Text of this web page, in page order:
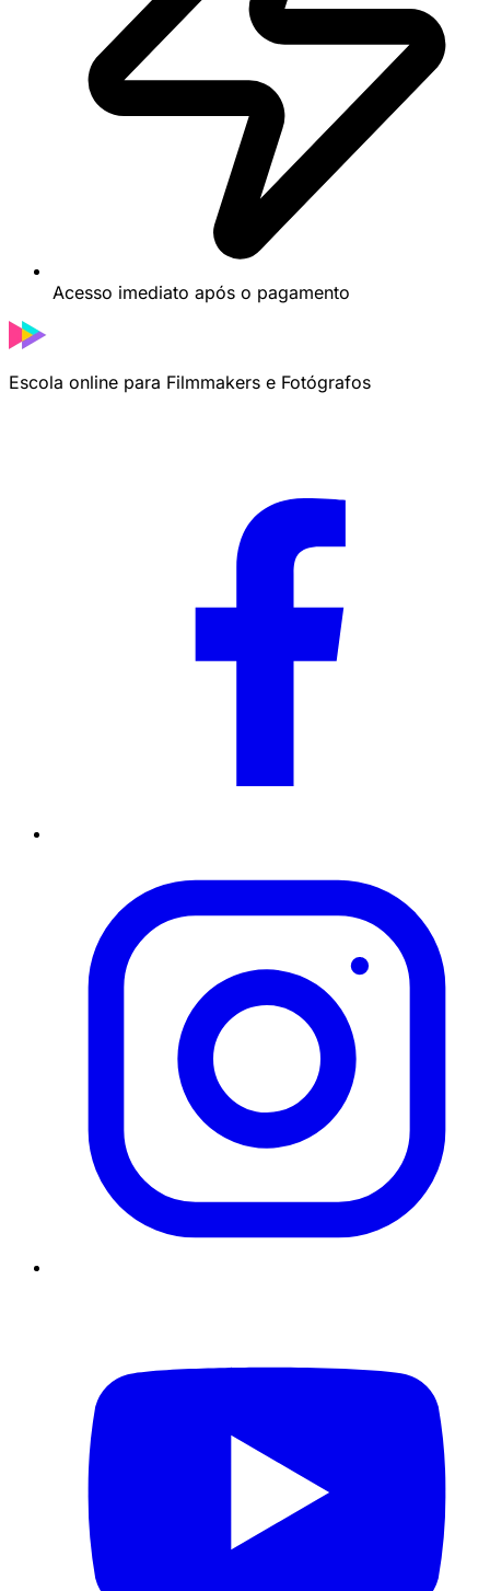
Acesso imediato após o pagamento
Escola online para Filmmakers e Fotógrafos